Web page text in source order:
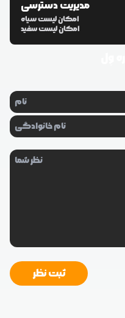
مدیریت دسترسی
امکان لیست سیاه
امکان لیست سفید
ثبت نظر